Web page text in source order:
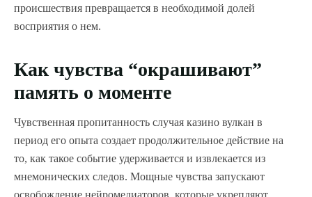
происшествия превращается в необходимой долей
восприятия о нем.
Как чувства “окрашивают”
память о моменте
Чувственная пропитанность случая казино вулкан в
период его опыта создает продолжительное действие на
то, как такое событие удерживается и извлекается из
мнемонических следов. Мощные чувства запускают
освобождение нейромедиаторов, которые укрепляют